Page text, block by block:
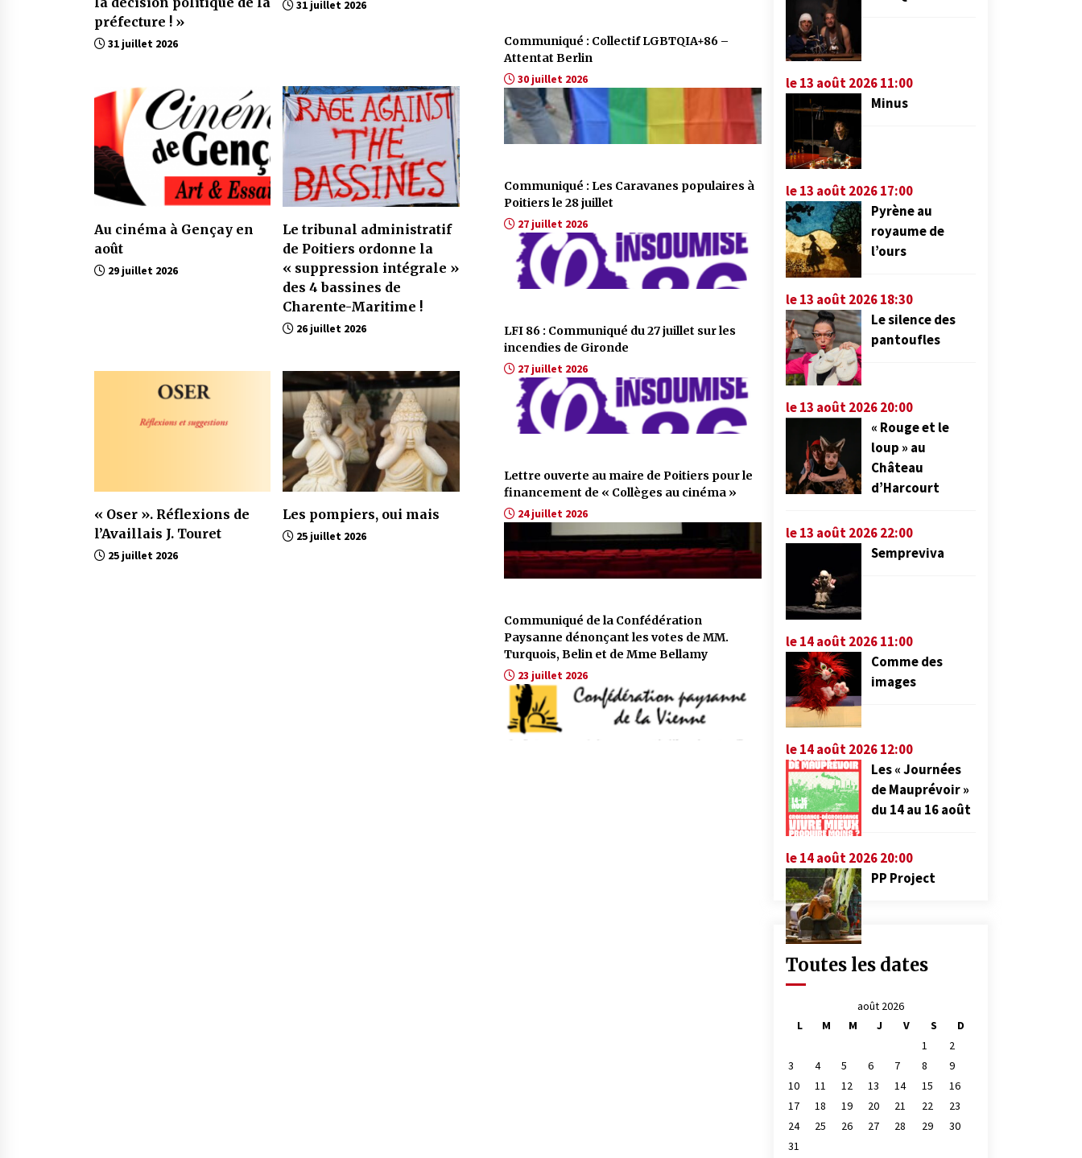
préfecture ! »
31 juillet 2026
31 juillet 2026
Au cinéma à Gençay en
août
29 juillet 2026
Le tribunal administratif
de Poitiers ordonne la
« suppression intégrale »
des 4 bassines de
Charente-Maritime !
26 juillet 2026
« Oser ». Réflexions de
l’Availlais J. Touret
25 juillet 2026
Les pompiers, oui mais
25 juillet 2026
Communiqué : Collectif LGBTQIA+86 –
Attentat Berlin
30 juillet 2026
Communiqué : Les Caravanes populaires à
Poitiers le 28 juillet
27 juillet 2026
LFI 86 : Communiqué du 27 juillet sur les
incendies de Gironde
27 juillet 2026
Lettre ouverte au maire de Poitiers pour le
financement de « Collèges au cinéma »
24 juillet 2026
Communiqué de la Confédération
Paysanne dénonçant les votes de MM.
Turquois, Belin et de Mme Bellamy
23 juillet 2026
le 13 août 2026 11:00
Minus
le 13 août 2026 17:00
Pyrène au
royaume de
l’ours
le 13 août 2026 18:30
Le silence des
pantoufles
le 13 août 2026 20:00
« Rouge et le
loup » au
Château
d’Harcourt
le 13 août 2026 22:00
Sempreviva
le 14 août 2026 11:00
Comme des
images
le 14 août 2026 12:00
Les « Journées
de Mauprévoir »
du 14 au 16 août
le 14 août 2026 20:00
PP Project
Toutes les dates
août 2026
L
M M J V S
D
1
2
3
4 5 6 7 8
9
10
11 12 13 14 15
16
17
18 19 20 21 22
23
24
25 26 27 28 29
30
31